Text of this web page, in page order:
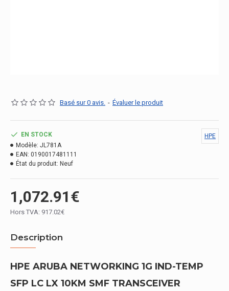
Basé sur 0 avis. - Évaluer le produit
1,072.91€
Hors TVA: 917.02€
EN STOCK
Modèle: JL781A
EAN: 0190017481111
État du produit: Neuf
HPE
Description
HPE ARUBA NETWORKING 1G IND-TEMP
SFP LC LX 10KM SMF TRANSCEIVER